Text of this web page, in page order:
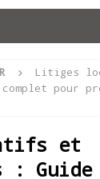
Litiges
pour
et
: Guide